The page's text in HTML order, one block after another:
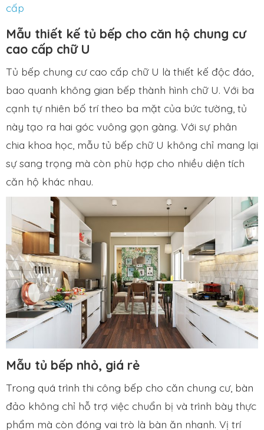
cấp
Mẫu thiết kế tủ bếp cho căn hộ chung cư
cao cấp chữ U
Tủ bếp chung cư cao cấp chữ U là thiết kế độc đáo,
bao quanh không gian bếp thành hình chữ U. Với ba
cạnh tự nhiên bố trí theo ba mặt của bức tường, tủ
này tạo ra hai góc vuông gọn gàng. Với sự phân
chia khoa học, mẫu tủ bếp chữ U không chỉ mang lại
sự sang trọng mà còn phù hợp cho nhiều diện tích
căn hộ khác nhau.
Mẫu tủ bếp nhỏ, giá rẻ
Trong quá trình thi công bếp cho căn chung cư, bàn
đảo không chỉ hỗ trợ việc chuẩn bị và trình bày thực
phẩm mà còn đóng vai trò là bàn ăn nhanh. Vị trí